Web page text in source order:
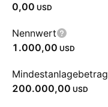
0,00 USD
Nennwert
1.000,00 USD
Mindestanlagebetrag
200.000,00 USD